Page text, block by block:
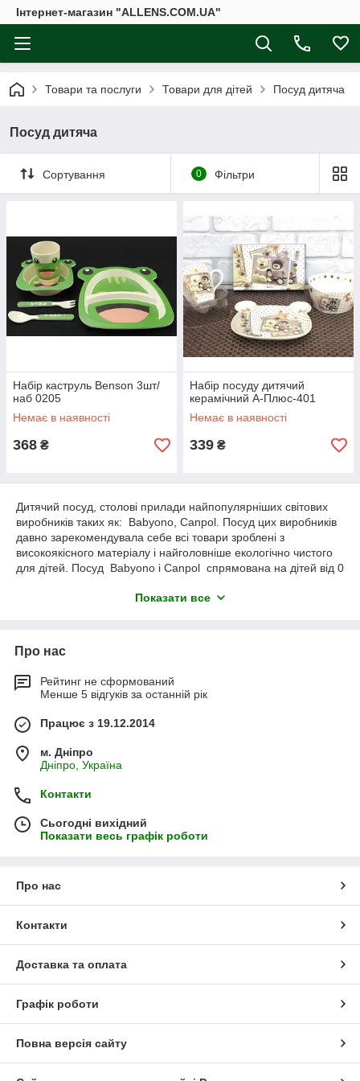
Інтернет-магазин "ALLENS.COM.UA"
Товари та послуги Товари для дітей Посуд дитяча
Посуд дитяча
Сортування 0 Фільтри
Набір каструль Benson 3шт/
наб 0205
Немає в наявності
368 ₴
Набір посуду дитячий
керамічний А-Плюс-401
Немає в наявності
339 ₴
Дитячий посуд, столові прилади найпопулярніших світових
виробників таких як: Babyono, Canpol. Посуд цих виробників
давно зарекомендувала себе всі товари зроблені з
високоякісного матеріалу і найголовніше екологічно чистого
для дітей. Посуд Babyono і Canpol спрямована на дітей від 0
барвистими малюнками і далі спеціальні ложечки з зручним
Показати все
Про нас
Рейтинг не сформований
Менше 5 відгуків за останній рік
Працює з 19.12.2014
м. Дніпро
Дніпро, Україна
Контакти
Сьогодні вихідний
Показати весь графік роботи
Про нас
Контакти
Доставка та оплата
Графік роботи
Повна версія сайту